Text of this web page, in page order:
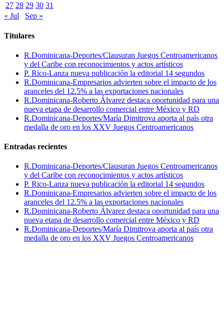
27 28 29 30 31
« Jul
Sep »
Titulares
R.Dominicana-Deportes/Clausuran Juegos Centroamericanos
y del Caribe con reconocimientos y actos artísticos
P. Rico-Lanza nueva publicación la editorial 14 segundos
R.Dominicana-Empresarios advierten sobre el impacto de los
aranceles del 12.5% a las exportaciones nacionales
R.Dominicana-Roberto Álvarez destaca oportunidad para una
nueva etapa de desarrollo comercial entre México y RD
R.Dominicana-Deportes/María Dimitrova aporta al país otra
medalla de oro en los XXV Juegos Centroamericanos
Entradas recientes
R.Dominicana-Deportes/Clausuran Juegos Centroamericanos
y del Caribe con reconocimientos y actos artísticos
P. Rico-Lanza nueva publicación la editorial 14 segundos
R.Dominicana-Empresarios advierten sobre el impacto de los
aranceles del 12.5% a las exportaciones nacionales
R.Dominicana-Roberto Álvarez destaca oportunidad para una
nueva etapa de desarrollo comercial entre México y RD
R.Dominicana-Deportes/María Dimitrova aporta al país otra
medalla de oro en los XXV Juegos Centroamericanos